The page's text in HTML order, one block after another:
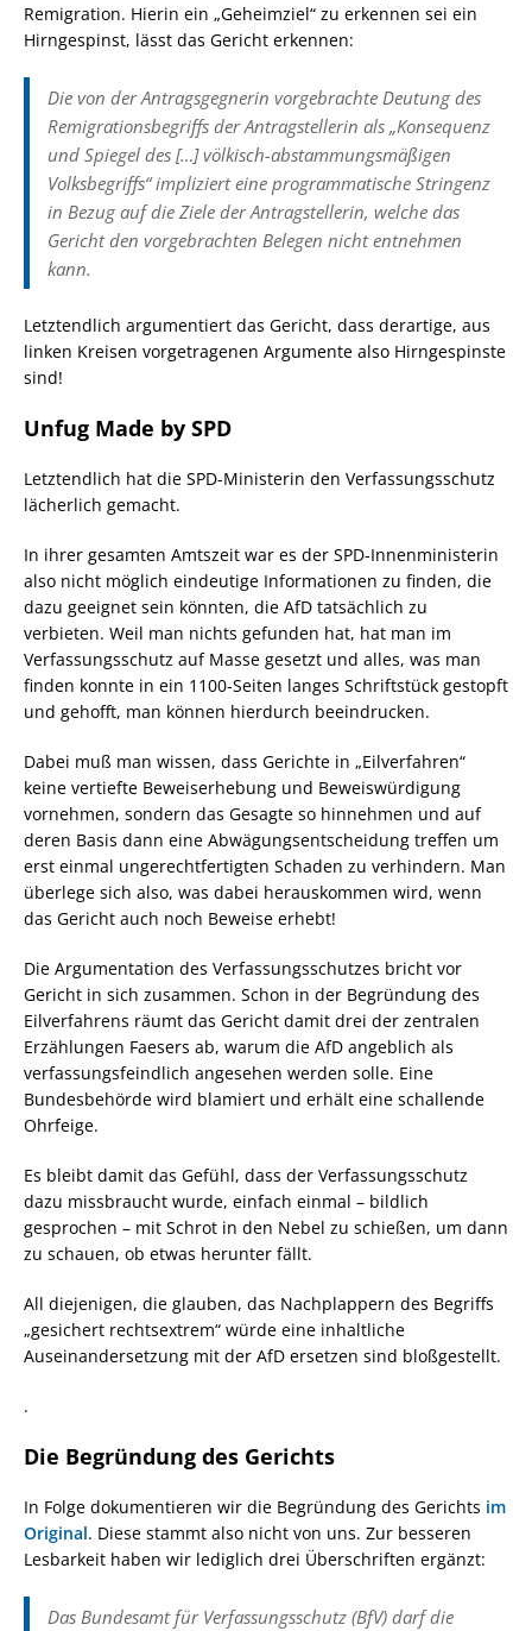
Remigration. Hierin ein „Geheimziel“ zu erkennen sei ein
Hirngespinst, lässt das Gericht erkennen:
Die von der Antragsgegnerin vorgebrachte Deutung des
Remigrationsbegriffs der Antragstellerin als „Konsequenz
und Spiegel des […] völkisch-abstammungsmäßigen
Volksbegriffs“ impliziert eine programmatische Stringenz
in Bezug auf die Ziele der Antragstellerin, welche das
Gericht den vorgebrachten Belegen nicht entnehmen
kann.
Letztendlich argumentiert das Gericht, dass derartige, aus
linken Kreisen vorgetragenen Argumente also Hirngespinste
sind!
Unfug Made by SPD
Letztendlich hat die SPD-Ministerin den Verfassungsschutz
lächerlich gemacht.
In ihrer gesamten Amtszeit war es der SPD-Innenministerin
also nicht möglich eindeutige Informationen zu finden, die
dazu geeignet sein könnten, die AfD tatsächlich zu
verbieten. Weil man nichts gefunden hat, hat man im
Verfassungsschutz auf Masse gesetzt und alles, was man
finden konnte in ein 1100-Seiten langes Schriftstück gestopft
und gehofft, man können hierdurch beeindrucken.
Dabei muß man wissen, dass Gerichte in „Eilverfahren“
keine vertiefte Beweiserhebung und Beweiswürdigung
vornehmen, sondern das Gesagte so hinnehmen und auf
deren Basis dann eine Abwägungsentscheidung treffen um
erst einmal ungerechtfertigten Schaden zu verhindern. Man
überlege sich also, was dabei herauskommen wird, wenn
das Gericht auch noch Beweise erhebt!
Die Argumentation des Verfassungsschutzes bricht vor
Gericht in sich zusammen. Schon in der Begründung des
Eilverfahrens räumt das Gericht damit drei der zentralen
Erzählungen Faesers ab, warum die AfD angeblich als
verfassungsfeindlich angesehen werden solle. Eine
Bundesbehörde wird blamiert und erhält eine schallende
Ohrfeige.
Es bleibt damit das Gefühl, dass der Verfassungsschutz
dazu missbraucht wurde, einfach einmal – bildlich
gesprochen – mit Schrot in den Nebel zu schießen, um dann
zu schauen, ob etwas herunter fällt.
All diejenigen, die glauben, das Nachplappern des Begriffs
„gesichert rechtsextrem“ würde eine inhaltliche
Auseinandersetzung mit der AfD ersetzen sind bloßgestellt.
.
Die Begründung des Gerichts
In Folge dokumentieren wir die Begründung des Gerichts im
Original. Diese stammt also nicht von uns. Zur besseren
Lesbarkeit haben wir lediglich drei Überschriften ergänzt:
Das Bundesamt für Verfassungsschutz (BfV) darf die